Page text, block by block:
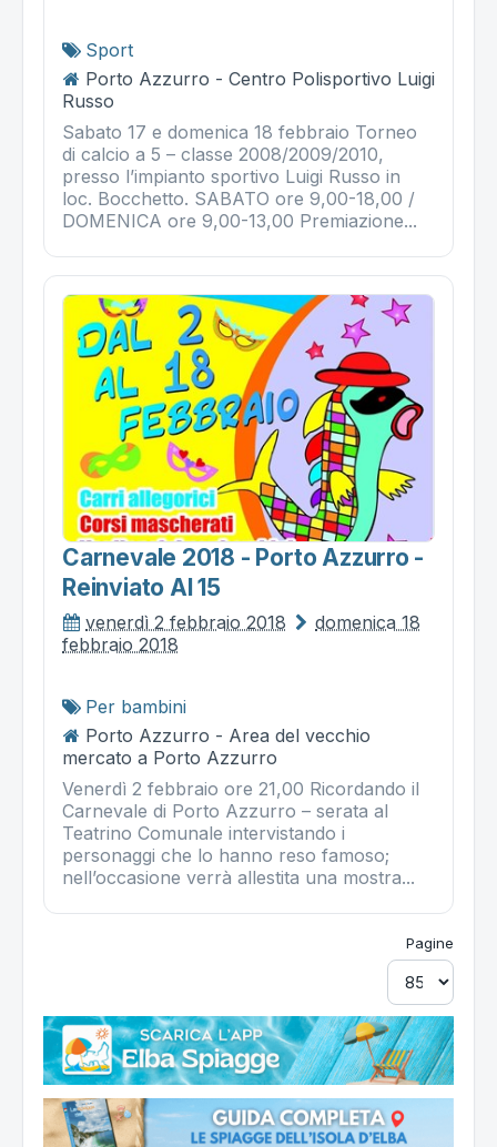
Sport
Porto Azzurro - Centro Polisportivo Luigi
Russo
Sabato 17 e domenica 18 febbraio Torneo
di calcio a 5 – classe 2008/2009/2010,
presso l’impianto sportivo Luigi Russo in
loc. Bocchetto. SABATO ore 9,00-18,00 /
DOMENICA ore 9,00-13,00 Premiazione...
Carnevale 2018 - Porto Azzurro -
Reinviato Al 15
venerdì 2 febbraio 2018
domenica 18
febbraio 2018
Per bambini
Porto Azzurro - Area del vecchio
mercato a Porto Azzurro
Venerdì 2 febbraio ore 21,00 Ricordando il
Carnevale di Porto Azzurro – serata al
Teatrino Comunale intervistando i
personaggi che lo hanno reso famoso;
nell’occasione verrà allestita una mostra...
Pagine